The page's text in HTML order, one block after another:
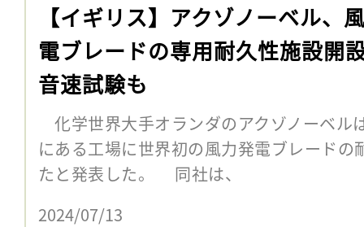
【イギリス】アクゾノーベル、
電ブレードの専用耐久性施設開
音速試験も
化学世界大手オランダのアクゾノーベル
にある工場に世界初の風力発電ブレード
たと発表した。 同社は、
2024/07/13